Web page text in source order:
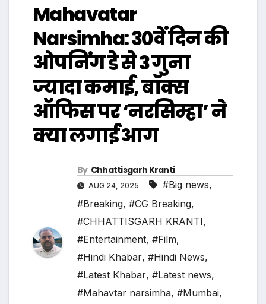
Mahavatar
Narsimha: 30वें दिन की
ओपनिंग डे से 3 गुना
ज्यादा कमाई, बॉक्स
ऑफिस पर ‘नरसिम्हा’ ने
क्या लगाई आग
By Chhattisgarh Kranti
AUG 24, 2025 #Big news,
#Breaking, #CG Breaking,
#CHHATTISGARH KRANTI,
#Entertainment, #Film,
#Hindi Khabar, #Hindi News,
#Latest Khabar, #Latest news,
#Mahavtar narsimha, #Mumbai,